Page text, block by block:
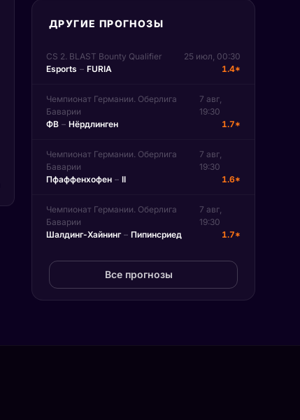
ДРУГИЕ ПРОГНОЗЫ
CS 2. BLAST Bounty Qualifier
25 июл, 00:30
Esports – FURIA 1.4*
Чемпионат Германии. Оберлига
Баварии
7 авг,
19:30
ФВ – Нёрдлинген 1.7*
Чемпионат Германии. Оберлига
Баварии
7 авг,
19:30
Пфаффенхофен – II 1.6*
Чемпионат Германии. Оберлига
Баварии
7 авг,
19:30
Шалдинг-Хайнинг – Пипинсриед 1.7*
Все прогнозы